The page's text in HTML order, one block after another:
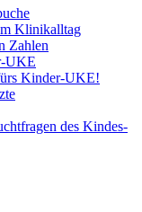
Klinikalltag
Zahlen
UKE
Kinder-UKE!
des Kindes-